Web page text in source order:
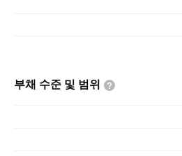
부채 수준 및 범위